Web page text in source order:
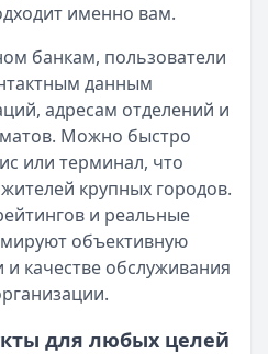
в Альфа-Банке. Деньги
вечер. Условия
именно вам.
банкам, пользователи
данным
адресам отделений и
Можно быстро
или терминал, что
крупных городов.
и реальные
объективную
качестве обслуживания
для любых целей